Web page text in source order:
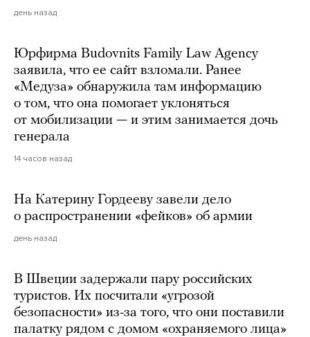
день назад
Юрфирма Budovnits Family Law Agency
заявила, что ее сайт взломали. Ранее
«Медуза» обнаружила там информацию
о том, что она помогает уклоняться
от мобилизации — и этим занимается дочь
генерала
14 часов назад
На Катерину Гордееву завели дело
о распространении «фейков» об армии
день назад
В Швеции задержали пару российских
туристов. Их посчитали «угрозой
безопасности» из-за того, что они поставили
палатку рядом с домом «охраняемого лица»